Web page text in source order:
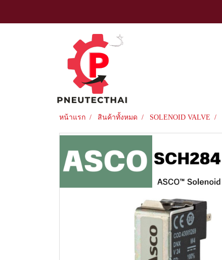
หน้าแรก สินค้าทั้งหมด SOLENOID VALVE